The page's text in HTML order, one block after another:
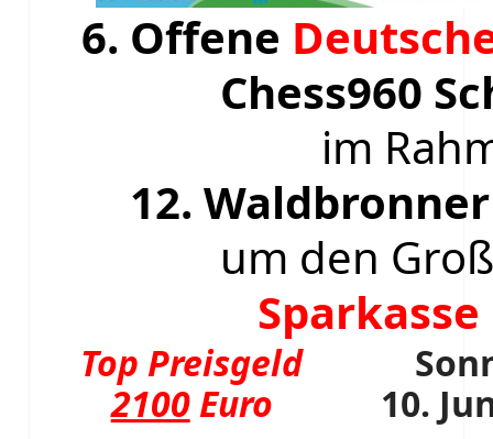
6. Offene
Chess960
im
12.
um den
Top Preisgeld
2100Euro
10.